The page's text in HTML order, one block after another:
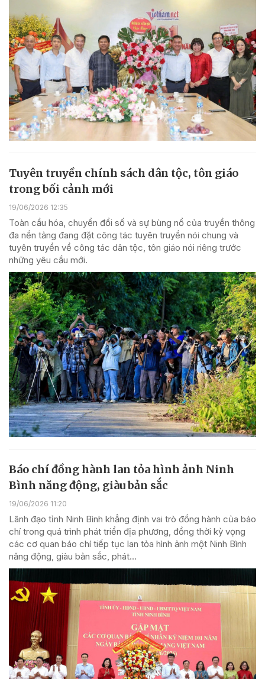
Tuyên truyền chính sách dân tộc, tôn giáo
trong bối cảnh mới
19/06/2026 12:35
Toàn cầu hóa, chuyển đổi số và sự bùng nổ của truyền thông
đa nền tảng đang đặt công tác tuyên truyền nói chung và
tuyên truyền về công tác dân tộc, tôn giáo nói riêng trước
những yêu cầu mới.
Báo chí đồng hành lan tỏa hình ảnh Ninh
Bình năng động, giàu bản sắc
19/06/2026 11:20
Lãnh đạo tỉnh Ninh Bình khẳng định vai trò đồng hành của báo
chí trong quá trình phát triển địa phương, đồng thời kỳ vọng
các cơ quan báo chí tiếp tục lan tỏa hình ảnh một Ninh Bình
năng động, giàu bản sắc, phát...